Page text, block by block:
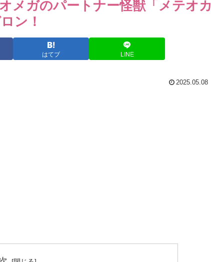
メガのパートナー怪獣「メテオカ
ン！
はてブ LINE
2025.05.08